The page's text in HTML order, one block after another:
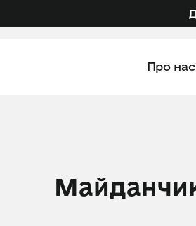
Про нас